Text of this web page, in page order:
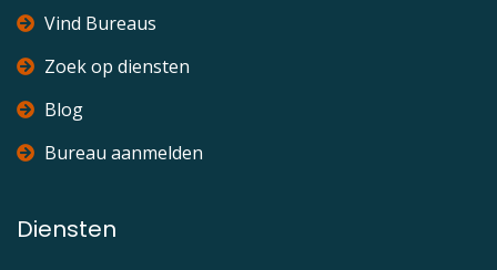
Vind Bureaus
Zoek op diensten
Blog
Bureau aanmelden
Diensten